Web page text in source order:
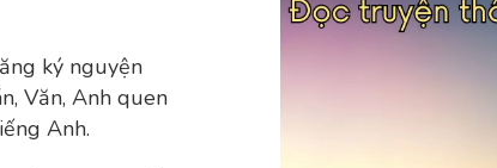
ký nguyện
Văn, Anh quen
Anh.